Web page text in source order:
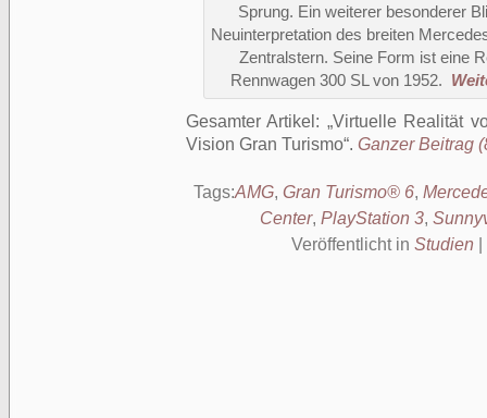
Sprung. Ein weiterer besonderer
Neuinterpretation des breiten
Zentralstern. Seine Form ist eine
Rennwagen 300 SL von 1952.
Gesamter Artikel:
Virtuelle Realität
Vision Gran Turismo . Ganzer Beitrag
Tags:AMG, Gran Turismo® 6,
Center, PlayStation 3,
Veröffentlicht in Studien